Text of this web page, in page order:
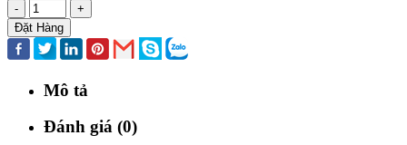
-
+
Đặt Hàng
Mô tả
Đánh giá (0)